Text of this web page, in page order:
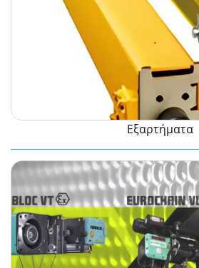
Εξαρτήματα
Εξοπλισμός
εξαρτήματα
για
επικίνδυνα
περιβάλλοντα